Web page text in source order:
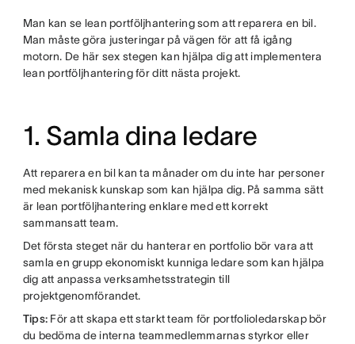
Man kan se lean portföljhantering som att reparera en bil.
Man måste göra justeringar på vägen för att få igång
motorn. De här sex stegen kan hjälpa dig att implementera
lean portföljhantering för ditt nästa projekt.
1. Samla dina ledare
Att reparera en bil kan ta månader om du inte har personer
med mekanisk kunskap som kan hjälpa dig. På samma sätt
är lean portföljhantering enklare med ett korrekt
sammansatt team.
Det första steget när du hanterar en portfolio bör vara att
samla en grupp ekonomiskt kunniga ledare som kan hjälpa
dig att anpassa verksamhetsstrategin till
projektgenomförandet.
Tips: För att skapa ett starkt team för portfolioledarskap bör
du bedöma de interna teammedlemmarnas styrkor eller